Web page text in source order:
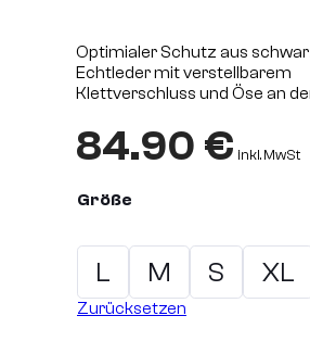
Optimialer Schutz aus
Echtleder mit verstellbarem
Klettverschluss und Öse an
84.90 € inkl. MwSt
Größe
L M S XL
Zurücksetzen